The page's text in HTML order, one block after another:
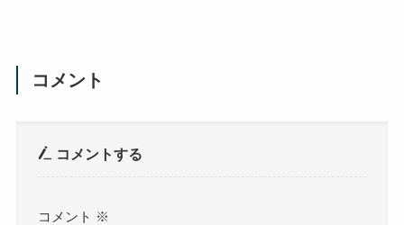
コメント
コメントする
コメント ※